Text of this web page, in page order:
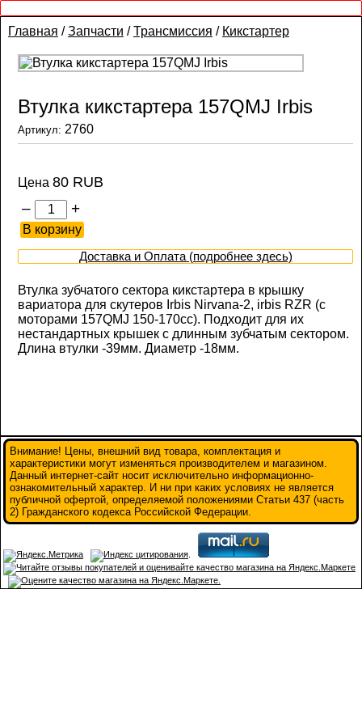
Главная /Запчасти /Трансмиссия / Кикстартер
Втулка кикстартера 157QMJ Irbis
Артикул: 2760
Цена 80 RUB
– +
Доставка и Оплата (подробнее здесь)
Втулка зубчатого сектора кикстартера в крышку
вариатора для скутеров Irbis Nirvana-2, irbis RZR (с
моторами 157QMJ 150-170cc). Подходит для их
нестандартных крышек с длинным зубчатым сектором.
Длина втулки -39мм. Диаметр -18мм.
Внимание! Цены, внешний вид товара, комплектация и
характеристики могут изменяться производителем и магазином.
Данный интернет-сайт носит исключительно информационно-
ознакомительный характер. И ни при каких условиях не является
публичной офертой, определяемой положениями Статьи 437 (часть
2) Гражданского кодекса Российской Федерации.